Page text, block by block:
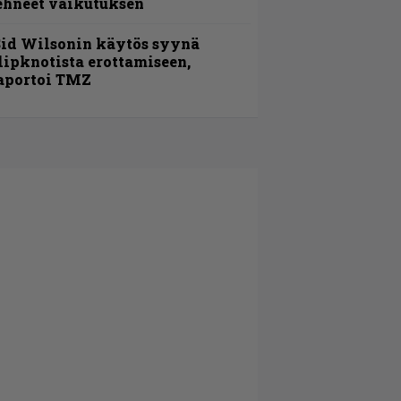
Wilsonin käytös syynä
erottamiseen,
TMZ